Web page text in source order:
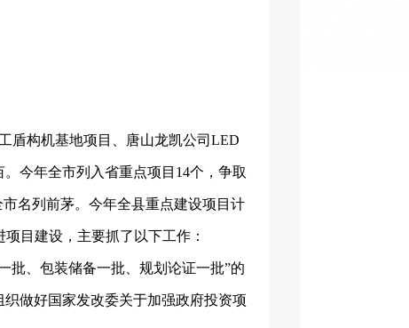
盾构机基地项目、唐山龙凯公司 LED
。今年全市列入省重点项目14个，争取
名列前茅。今年全县重点建设项目 计
目建设， 主要抓了以下工作：
批、包装储备一批、规划论证一批”的
做好国家发改委关于加强政府投资项